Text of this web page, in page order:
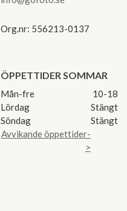
Org.nr: 556213-0137
ÖPPETTIDER SOMMAR
Mån-fre
10-18
Lördag
Stängt
Söndag
Stängt
Avvikande öppettider-
>